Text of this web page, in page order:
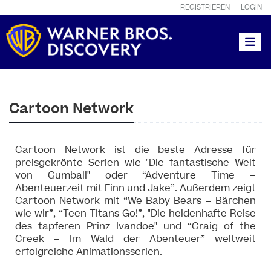
REGISTRIEREN LOGIN
Cartoon Network
Cartoon Network ist die beste Adresse für
preisgekrönte Serien wie "Die fantastische Welt
von Gumball" oder “Adventure Time –
Abenteuerzeit mit Finn und Jake”. Außerdem zeigt
Cartoon Network mit “We Baby Bears – Bärchen
wie wir”, “Teen Titans Go!”, "Die heldenhafte Reise
des tapferen Prinz Ivandoe" und “Craig of the
Creek – Im Wald der Abenteuer” weltweit
erfolgreiche Animationsserien.